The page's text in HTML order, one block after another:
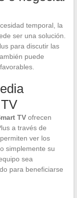
temporal, la
ser una solución.
para discutir las
puede
TVofrecen
a través de
ver los
simplemente su
sea
para beneficiarse